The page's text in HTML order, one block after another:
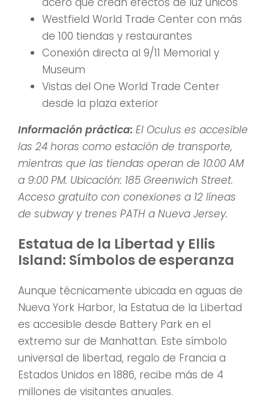
Westfield World Trade Center con más
de 100 tiendas y restaurantes
Conexión directa al 9/11 Memorial y
Museum
Vistas del One World Trade Center
desde la plaza exterior
Información práctica: El Oculus es accesible
las 24 horas como estación de transporte,
mientras que las tiendas operan de 10:00 AM
a 9:00 PM. Ubicación: 185 Greenwich Street.
Acceso gratuito con conexiones a 12 líneas
de subway y trenes PATH a Nueva Jersey.
Estatua de la Libertad y Ellis
Island: Símbolos de esperanza
Aunque técnicamente ubicada en aguas de
Nueva York Harbor, la Estatua de la Libertad
es accesible desde Battery Park en el
extremo sur de Manhattan. Este símbolo
universal de libertad, regalo de Francia a
Estados Unidos en 1886, recibe más de 4
millones de visitantes anuales.